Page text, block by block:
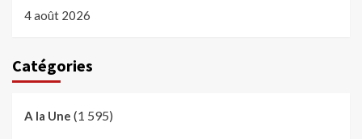
4 août 2026
Catégories
A la Une (1 595)